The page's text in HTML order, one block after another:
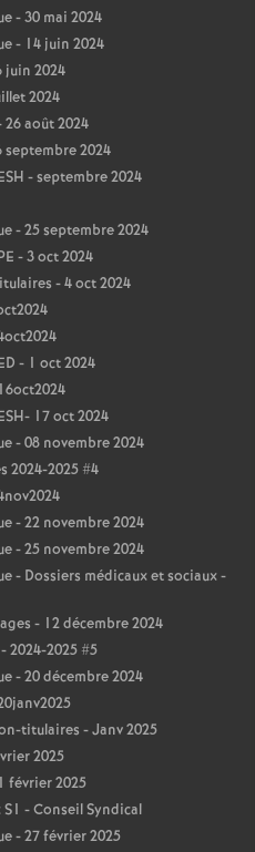
- 30 mai 2024
- 14 juin 2024
juin 2024
2024
août 2024
2024
- septembre 2024
- 25 septembre 2024
- 3 oct 2024
- 4 oct 2024
- 1 oct 2024
17 oct 2024
- 08 novembre 2024
2024-2025 #4
- 22 novembre 2024
- 25 novembre 2024
- Dossiers médicaux et sociaux -
- 12 décembre 2024
2024-2025 #5
- 20 décembre 2024
titulaires - Janv 2025
2025
février 2025
- Conseil Syndical
- 27 février 2025